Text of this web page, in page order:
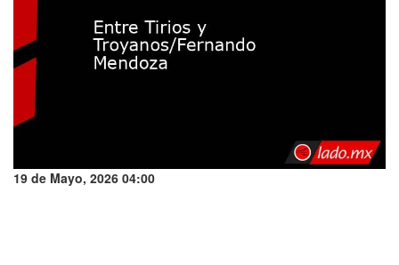
19 de Mayo, 2026 04:00